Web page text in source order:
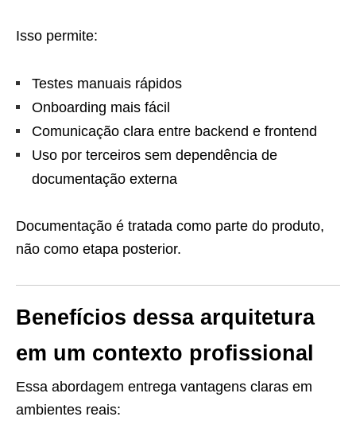
Isso permite:
Testes manuais rápidos
Onboarding mais fácil
Comunicação clara entre backend e frontend
Uso por terceiros sem dependência de
documentação externa
Documentação é tratada como parte do produto,
não como etapa posterior.
Benefícios dessa arquitetura
em um contexto profissional
Essa abordagem entrega vantagens claras em
ambientes reais: